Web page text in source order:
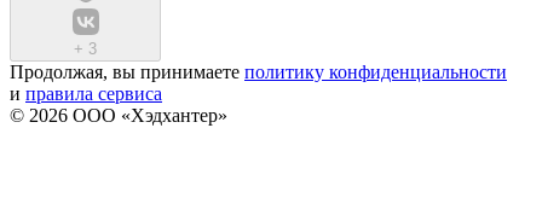
+ 3
Продолжая, вы принимаете политику конфиденциальности
и правила сервиса
© 2026 ООО «Хэдхантер»